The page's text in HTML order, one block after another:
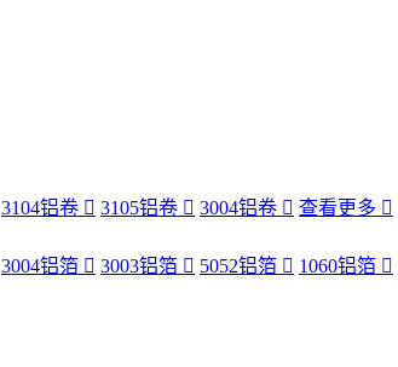
3104铝卷 3105铝卷 3004铝卷 查看更多
3004铝箔 3003铝箔 5052铝箔 1060铝箔